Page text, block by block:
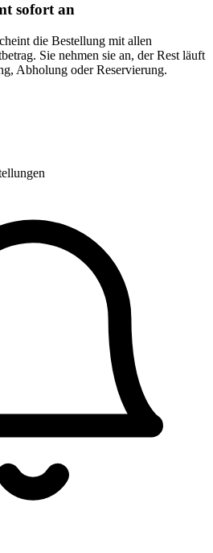
sofort an
die Bestellung mit allen
Sie nehmen sie an, der Rest läuft
Abholung oder Reservierung.